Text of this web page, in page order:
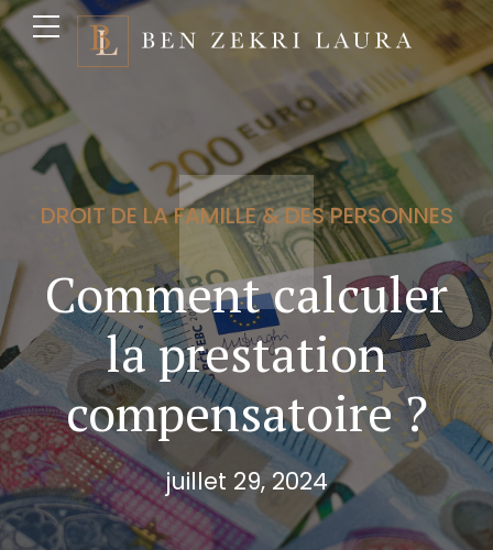
DROIT DE LA FAMILLE & DES PERSONNES
Comment calculer
la prestation
compensatoire ?
juillet 29, 2024